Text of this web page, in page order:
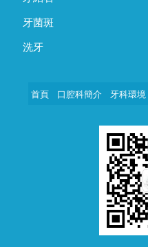
牙菌斑
洗牙
首頁 口腔科簡介 牙科環境